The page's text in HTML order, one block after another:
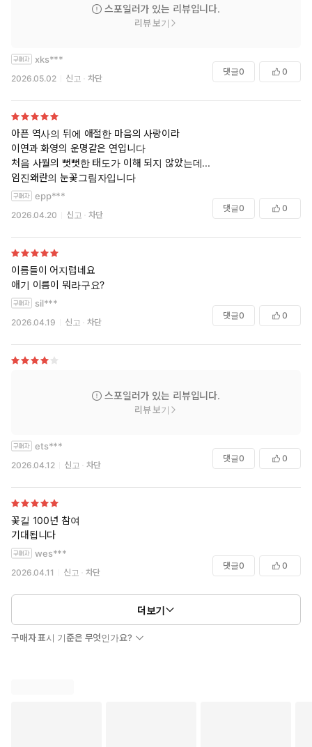
스포일러가 있는 리뷰입니다.
리뷰 보기
xks***
2026.05.02 신고 차단
댓글0 0
아픈 역사의 뒤에 애절한 마음의 사랑이라
이연과 화영의 운명같은 연입니다
처음 사월의 뻣뻣한 태도가 이해 되지 않았는데...
임진왜란의 눈꽃그림자입니다
epp***
2026.04.20 신고 차단
댓글0 0
이름들이 어지럽네요
애기 이름이 뭐라구요?
sil***
2026.04.19 신고 차단
댓글0 0
스포일러가 있는 리뷰입니다.
리뷰 보기
ets***
2026.04.12 신고 차단
댓글0 0
꽃길 100년 참여
기대됩니다
wes***
2026.04.11 신고 차단
댓글0 0
더보기
구매자 표시 기준은 무엇인가요?